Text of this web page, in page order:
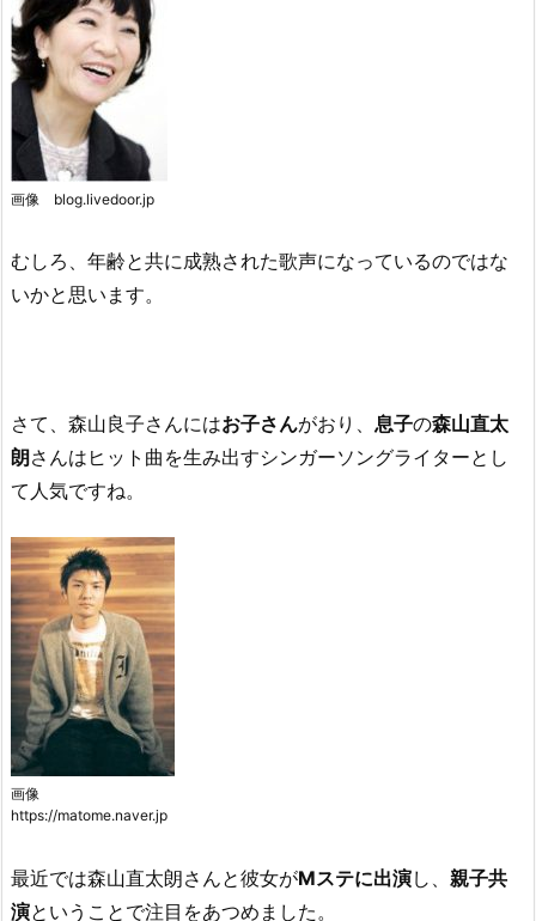
画像 blog.livedoor.jp
むしろ、年齢と共に成熟された歌声になっているのではな
いかと思います。
さて、森山良子さんにはお子さんがおり、 息子の森山直太
朗さんはヒット曲を生み出すシンガーソングライターとし
て人気ですね。
画像
https://matome.naver.jp
最近では森山直太朗さんと彼女がMステに出演し、 親子共
演ということで注目をあつめました。